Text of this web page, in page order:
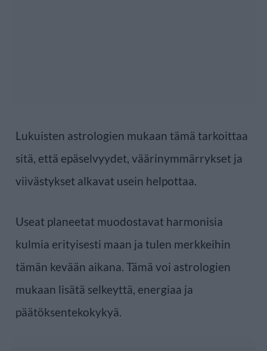
Lukuisten astrologien mukaan tämä tarkoittaa
sitä, että epäselvyydet, väärinymmärrykset ja
viivästykset alkavat usein helpottaa.
Useat planeetat muodostavat harmonisia
kulmia erityisesti maan ja tulen merkkeihin
tämän kevään aikana. Tämä voi astrologien
mukaan lisätä selkeyttä, energiaa ja
päätöksentekokykyä.